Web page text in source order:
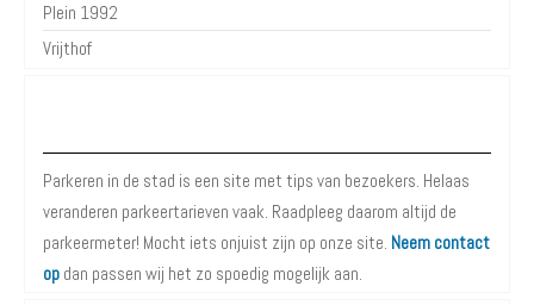
Plein 1992
Vrijthof
Parkeren in de stad is een site met tips van bezoekers. Helaas
veranderen parkeertarieven vaak. Raadpleeg daarom altijd de
parkeermeter! Mocht iets onjuist zijn op onze site. Neem contact
op dan passen wij het zo spoedig mogelijk aan.